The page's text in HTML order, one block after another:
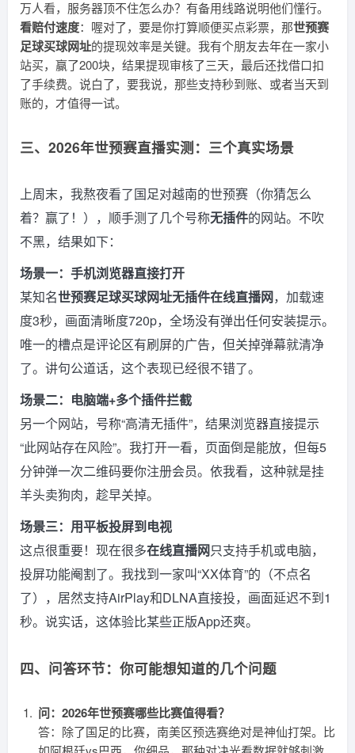
万人看，服务器顶不住怎么办？有备用线路说明他们懂行。
看赔付速度：喔对了，要是你打算顺便买点彩票，那世预赛
足球买球网址的提现效率是关键。我有个朋友去年在一家小
站买，赢了200块，结果提现审核了三天，最后还找借口扣
了手续费。说白了，要我说，那些支持秒到账、或者当天到
账的，才值得一试。
三、2026年世预赛直播实测：三个真实场景
上周末，我熬夜看了国足对越南的世预赛（你猜怎么
着？赢了！），顺手测了几个号称无插件的网站。不吹
不黑，结果如下：
场景一：手机浏览器直接打开
某知名世预赛足球买球网址无插件在线直播网，加载速
度3秒，画面清晰度720p，全场没有弹出任何安装提示。
唯一的槽点是评论区有刷屏的广告，但关掉弹幕就清净
了。讲句公道话，这个表现已经很不错了。
场景二：电脑端+多个插件拦截
另一个网站，号称“高清无插件”，结果浏览器直接提示
“此网站存在风险”。我打开一看，页面倒是能放，但每5
分钟弹一次二维码要你注册会员。依我看，这种就是挂
羊头卖狗肉，趁早关掉。
场景三：用平板投屏到电视
这点很重要！现在很多在线直播网只支持手机或电脑，
投屏功能阉割了。我找到一家叫“XX体育”的（不点名
了），居然支持AirPlay和DLNA直接投，画面延迟不到1
秒。说实话，这体验比某些正版App还爽。
四、问答环节：你可能想知道的几个问题
问：2026年世预赛哪些比赛值得看？
答：除了国足的比赛，南美区预选赛绝对是神仙打架。比